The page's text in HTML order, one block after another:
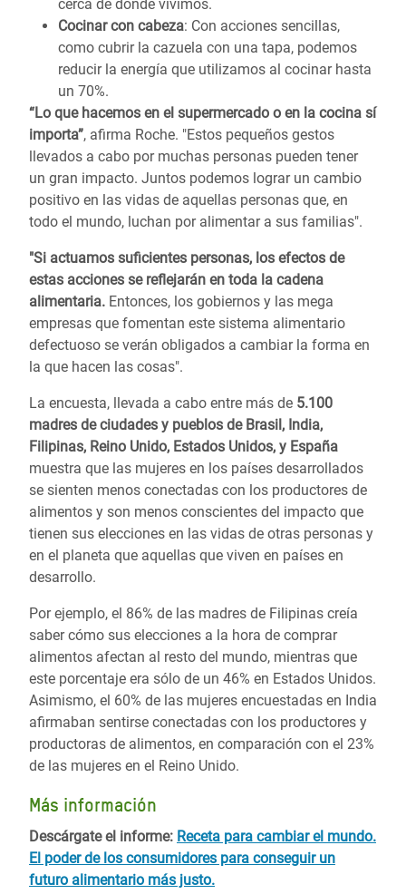
cerca de donde vivimos.
Cocinar con cabeza: Con acciones sencillas,
como cubrir la cazuela con una tapa, podemos
reducir la energía que utilizamos al cocinar hasta
un 70%.
“Lo que hacemos en el supermercado o en la cocina sí
importa”, afirma Roche. "Estos pequeños gestos
llevados a cabo por muchas personas pueden tener
un gran impacto. Juntos podemos lograr un cambio
positivo en las vidas de aquellas personas que, en
todo el mundo, luchan por alimentar a sus familias".
"Si actuamos suficientes personas, los efectos de
estas acciones se reflejarán en toda la cadena
alimentaria. Entonces, los gobiernos y las mega
empresas que fomentan este sistema alimentario
defectuoso se verán obligados a cambiar la forma en
la que hacen las cosas".
La encuesta, llevada a cabo entre más de 5.100
madres de ciudades y pueblos de Brasil, India,
Filipinas, Reino Unido, Estados Unidos, y España
muestra que las mujeres en los países desarrollados
se sienten menos conectadas con los productores de
alimentos y son menos conscientes del impacto que
tienen sus elecciones en las vidas de otras personas y
en el planeta que aquellas que viven en países en
desarrollo.
Por ejemplo, el 86% de las madres de Filipinas creía
saber cómo sus elecciones a la hora de comprar
alimentos afectan al resto del mundo, mientras que
este porcentaje era sólo de un 46% en Estados Unidos.
Asimismo, el 60% de las mujeres encuestadas en India
afirmaban sentirse conectadas con los productores y
productoras de alimentos, en comparación con el 23%
de las mujeres en el Reino Unido.
Más información
Descárgate el informe: Receta para cambiar el mundo.
El poder de los consumidores para conseguir un
futuro alimentario más justo.